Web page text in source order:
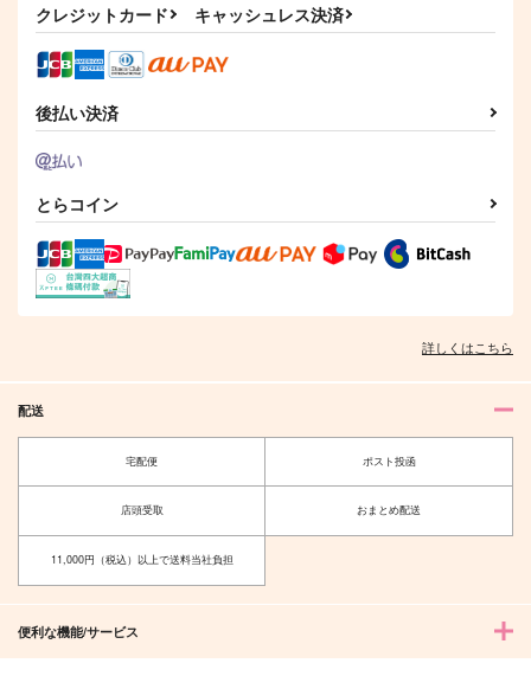
クレジットカード キャッシュレス決済
後払い決済
とらコイン
詳しくはこちら
配送
宅配便 ポスト投函
店頭受取 おまとめ配送
11,000円（税込）以上で送料当社負担
便利な機能/サービス